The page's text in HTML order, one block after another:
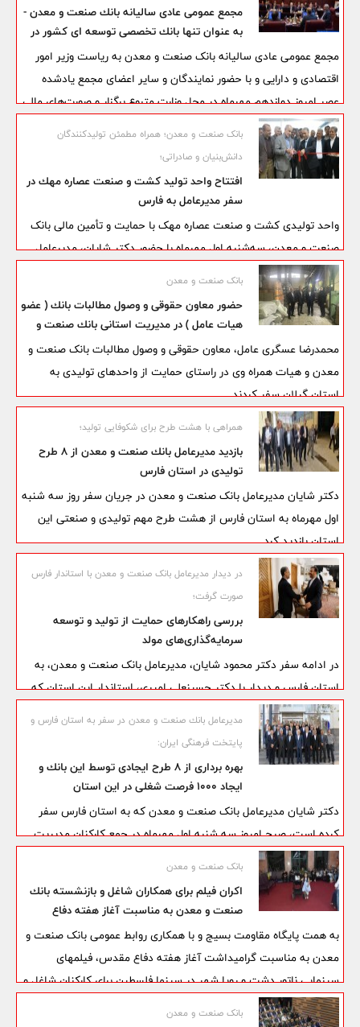
مجمع عمومی عادی سالیانه بانك صنعت و معدن -
به عنوان تنها بانك تخصصی توسعه ای كشور در
حوزه صنعت و معدن - با حضور وزیر امور اقتصادی
و دارایی برگزار شد
مجمع عمومی عادی سالیانه بانک صنعت و معدن به ریاست وزیر امور
اقتصادی و دارایی و با حضور نمایندگان و سایر اعضای مجمع یادشده
عصر امروز دوازدهم مهرماه در محل وزارت متبوع برگزار و صورت‌های مالی
سال ۱۴۰۳ این بانک به اتفاق آرای اعضای مجمع به تصویب رسید.
بانک صنعت و معدن؛ همراه مطمئن تولیدکنندگان
دانش‌بنیان و صادراتی؛
افتتاح واحد تولید كشت و صنعت عصاره مهك در
سفر مدیرعامل به فارس
واحد تولیدی کشت و صنعت عصاره مهک با حمایت و تأمین مالی بانک
صنعت و معدن، سه‌شنبه اول مهرماه با حضور دکتر شایان، مدیرعامل
این بانک، هیات همراه وی و جمعی از مسئولان استانی در شهرک
صنعتی بزرگ شیراز به بهره ‌برداری رسید.
بانک صنعت و معدن
حضور معاون حقوقی و وصول مطالبات بانك ( عضو
هیات عامل ) در مدیریت استانی بانك صنعت و
معدن گیلان
محمدرضا عسگری عامل، معاون حقوقی و وصول مطالبات بانک صنعت و
معدن و هیات همراه وی در راستای حمایت از واحدهای تولیدی به
استان گیلان سفر کردند.
همراهی با هشت طرح برای شکوفایی تولید؛
بازدید مدیرعامل بانك صنعت و معدن از 8 طرح
تولیدی در استان فارس
دکتر شایان مدیرعامل بانک صنعت و معدن در جریان سفر روز سه شنبه
اول مهرماه به استان فارس از هشت طرح مهم تولیدی و صنعتی این
استان بازدید کرد.
در دیدار مدیرعامل بانک صنعت و معدن با استاندار فارس
صورت گرفت؛
بررسی راهكارهای حمایت از تولید و توسعه
سرمایه‌گذاری‌های مولد
در ادامه سفر دکتر محمود شایان، مدیرعامل بانک صنعت و معدن، به
استان فارس و دیدار با دکتر حسینعلی امیری، استاندار این استان که
طی روز جاری اول مهرماه به انجام رسید، موضوعاتی همچون لزوم حمایت
بیشتر از صنایع کوچک و متوسط، فعال‌سازی واحدهای نیمه‌فعال، هدایت
سرمایه‌ها به سمت فعالیت‌های مولد و تقویت سرمایه‌گذاری توسعه‌ای
مورد بحث و گفت‌وگو قرار گرفت.
مدیرعامل بانك صنعت و معدن در سفر به استان فارس و
پایتخت فرهنگی ایران:
بهره برداری از 8 طرح ایجادی توسط این بانك و
ایجاد 1000 فرصت شغلی در این استان
دکتر شایان مدیرعامل بانک صنعت و معدن که به استان فارس سفر
کرده است، صبح امروز سه شنبه اول مهرماه در جمع کارکنان مدیریت
که زمینه‌ساز ایجاد یک‌هزار فرصت شغلی جدید در این استان شد، خبر
بانک صنعت و معدن
اكران فیلم برای همكاران شاغل و بازنشسته بانك
صنعت و معدن به مناسبت آغاز هفته دفاع
مقدس
به همت پایگاه مقاومت بسیج و با همکاری روابط عمومی بانک صنعت و
معدن به مناسبت گرامیداشت آغاز هفته دفاع مقدس، فیلمهای
سینمایی ناتور دشت و رویا شهر در سینما فلسطین برای کارکنان شاغل و
بازنشسته این بانک اکران شد.بانک صنعت و معدن